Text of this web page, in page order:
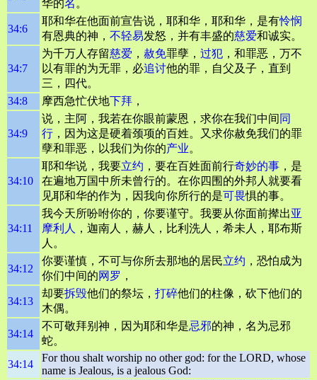
华的名 。
34:6
耶和华在他面前宣告说，耶和华，耶和华，是有怜悯
有恩典的神， 不轻易发怒，并有丰盛的慈爱和诚实。
34:7
为千万人存留慈爱 ， 赦免罪孽， 过犯 ，和罪恶，万不
以有罪的为无罪，必追讨他的罪，自父及子，直到
三，四代。
34:8
摩西急忙伏地下拜 ，
34:9
说，主阿，我若在你眼前蒙恩，求你在我们中间 同
行 ，因为这是硬着颈项的百姓。又求你赦免我们的罪
孽和罪恶，以我们为你的产业。
34:10
耶和华说，我要立约 ，要在百姓面前行奇妙的事 ，是
在遍地万国中所未曾行的。在你四围的外邦人就要看
见耶和华的作为，因我向你所行的是可畏惧的事。
34:11
我今天所吩咐你的，你要谨守。我要从你面前撵出亚
摩利人
，迦南人，赫人，比利洗人，希未人，耶布斯
人。
34:12
你要谨慎，不可与你所去那地的居民立约 ，恐怕成为
你们中间的网罗 ，
34:13
却要拆毁他们的祭坛， 打碎他们的柱像，砍下他们的
木偶。
34:14
不可敬拜别神，因为耶和华是忌邪的神，名为忌邪
蛇。
34:14
For thou shalt worship no other god: for the LORD, whose
name is Jealous, is a jealous God: